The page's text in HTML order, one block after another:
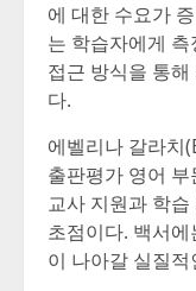
에 대한 수요가
는 학습자에게
접근 방식을 통
다.
에벨리나 갈라치
출판평가 영어
교사 지원과 학
초점이다. 백서
이 나아갈 실질